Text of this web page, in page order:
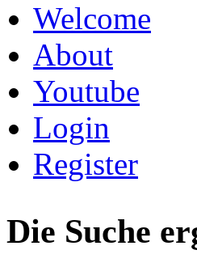
Welcome
About
Youtube
Login
Register
Die Suche